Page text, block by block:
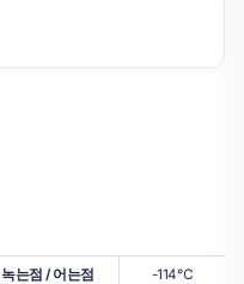
녹는점 / 어는점 -114℃